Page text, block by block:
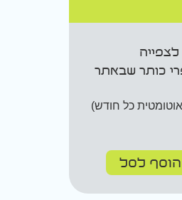
לצפייה
כותר שבאתר
כל חודש)
הוסף לסל